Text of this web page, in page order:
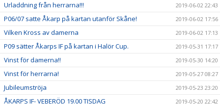
Urladdning från herrarna!!! 2019-06-02 22:43
P06/07 satte Åkarp på kartan utanför Skåne! 2019-06-02 17:56
Vilken Kross av damerna 2019-06-02 17:13
P09 sätter Åkarps IF på kartan i Halör Cup. 2019-05-31 17:17
Vinst för damerna!! 2019-05-30 14:20
Vinst för herrarna! 2019-05-27 08:27
Jubileumströja 2019-05-23 23:20
ÅKARPS IF- VEBERÖD 19.00 TISDAG 2019-05-20 22:42